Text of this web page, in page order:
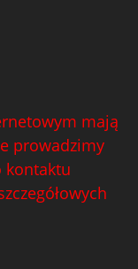
mają
prowadzimy
kontaktu